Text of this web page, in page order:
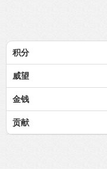
积分
威望
金钱
贡献